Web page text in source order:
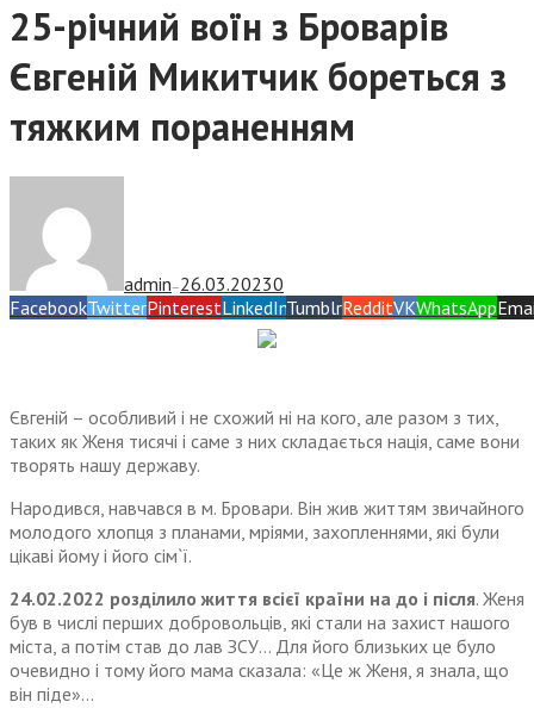
25-річний воїн з Броварів
Євгеній Микитчик бореться з
тяжким пораненням
admin — 26.03.20230
FacebookTwitterPinterestLinkedInTumblrRedditVKWhatsApp
Євгеній – особливий і не схожий ні на кого, але разом з тих,
таких як Женя тисячі і саме з них складається нація, саме вони
творять нашу державу.
Народився, навчався в м. Бровари. Він жив життям звичайного
молодого хлопця з планами, мріями, захопленнями, які були
цікаві йому і його сім`ї.
24.02.2022 розділило життя всієї країни на до і після. Женя
був в числі перших добровольців, які стали на захист нашого
міста, а потім став до лав ЗСУ… Для його близьких це було
очевидно і тому його мама сказала: «Це ж Женя, я знала, що
він піде»…